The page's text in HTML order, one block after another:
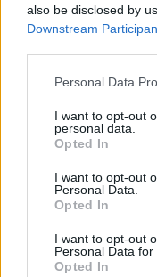
also be disclosed by
Downstream
Please note that this
not limited to your
grant or deny
use your data for
consent section.
Personal Data
I want to opt-out
personal data.
Opted In
I want to opt-out
Personal Data.
Opted In
I want to opt-out
Personal Data for
Opted In
Ce type de
qui servent les
salaire fixe sans
500$ US par